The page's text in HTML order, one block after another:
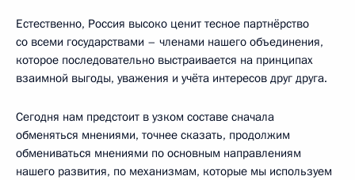
Естественно, Россия высоко ценит тесное партнёрство
со всеми государствами – членами нашего объединения,
которое последовательно выстраивается на принципах
взаимной выгоды, уважения и учёта интересов друг друга.
Сегодня нам предстоит в узком составе сначала
обменяться мнениями, точнее сказать, продолжим
обмениваться мнениями по основным направлениям
нашего развития, по механизмам, которые мы используем